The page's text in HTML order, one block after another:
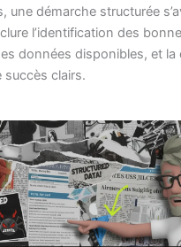
une démarche structurée
l’identification des
données disponibles, et
succès clairs.